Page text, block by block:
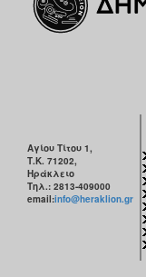
Αγίου Τίτου 1,
Τ.Κ. 71202,
Ηράκλειο
Τηλ.: 2813-409000
email:info@heraklion.gr